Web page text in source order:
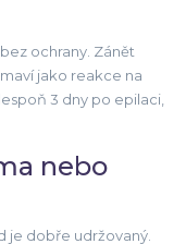
ochrany. Zánět
jako reakce na
3 dny po epilaci,
nebo
je dobře udržovaný.